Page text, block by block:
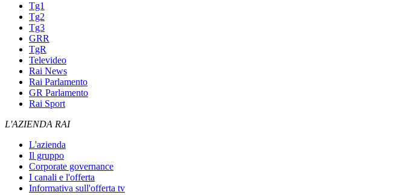
Tg1
Tg2
Tg3
GRR
TgR
Televideo
Rai News
Rai Parlamento
GR Parlamento
Rai Sport
L'AZIENDA RAI
L'azienda
Il gruppo
Corporate governance
I canali e l'offerta
Informativa sull'offerta tv